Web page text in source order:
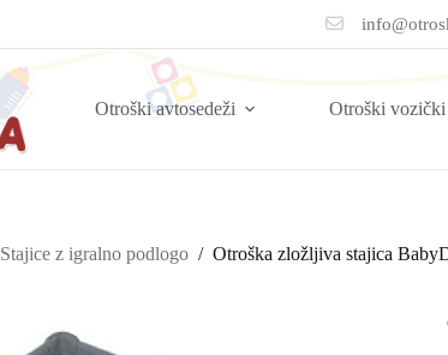
Otroški avtosedeži Otroški vozički
Stajice z igralno podlogo / Otroška zložljiva stajica